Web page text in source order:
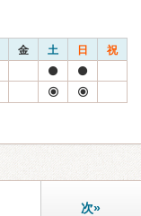
金 土 日 祝
次»